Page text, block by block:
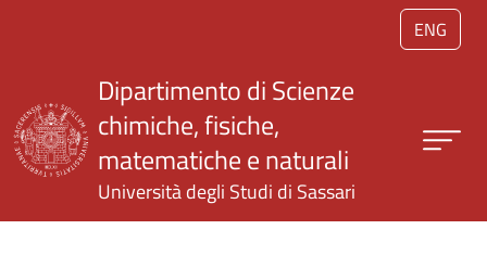
Salta al contenuto principale
ENG
Dipartimento di Scienze
chimiche, fisiche,
matematiche e naturali
Università degli Studi di Sassari